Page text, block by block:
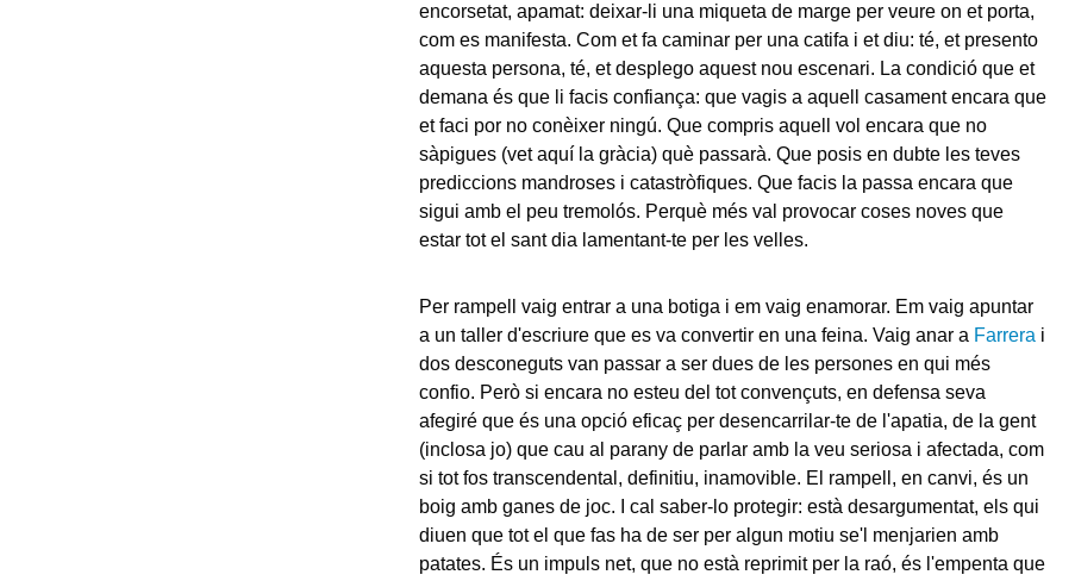
encorsetat, apamat: deixar-li una miqueta de marge per veure on et porta,
com es manifesta. Com et fa caminar per una catifa i et diu: té, et presento
aquesta persona, té, et desplego aquest nou escenari. La condició que et
demana és que li facis confiança: que vagis a aquell casament encara que
et faci por no conèixer ningú. Que compris aquell vol encara que no
sàpigues (vet aquí la gràcia) què passarà. Que posis en dubte les teves
prediccions mandroses i catastròfiques. Que facis la passa encara que
sigui amb el peu tremolós. Perquè més val provocar coses noves que
estar tot el sant dia lamentant-te per les velles.
Per rampell vaig entrar a una botiga i em vaig enamorar. Em vaig apuntar
a un taller d'escriure que es va convertir en una feina. Vaig anar a Farrera i
dos desconeguts van passar a ser dues de les persones en qui més
confio. Però si encara no esteu del tot convençuts, en defensa seva
afegiré que és una opció eficaç per desencarrilar-te de l'apatia, de la gent
(inclosa jo) que cau al parany de parlar amb la veu seriosa i afectada, com
si tot fos transcendental, definitiu, inamovible. El rampell, en canvi, és un
boig amb ganes de joc. I cal saber-lo protegir: està desargumentat, els qui
diuen que tot el que fas ha de ser per algun motiu se'l menjarien amb
patates. És un impuls net, que no està reprimit per la raó, és l'empenta que